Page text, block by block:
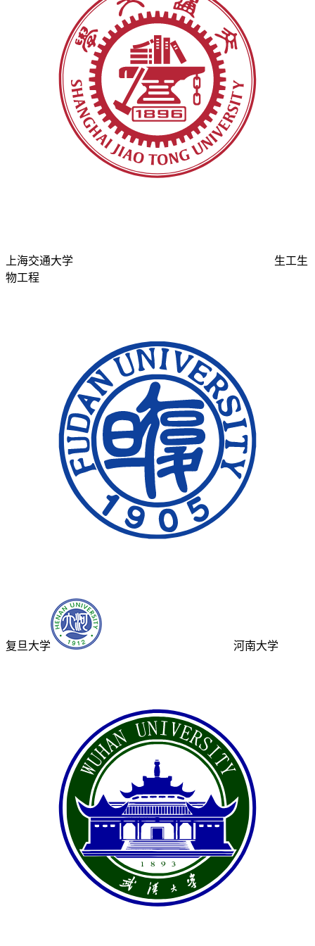
上海交通大学
生工生
物工程
复旦大学 河南大学